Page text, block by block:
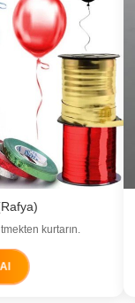
kurtarın.